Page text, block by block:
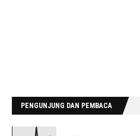
PENGUNJUNG DAN PEMBACA